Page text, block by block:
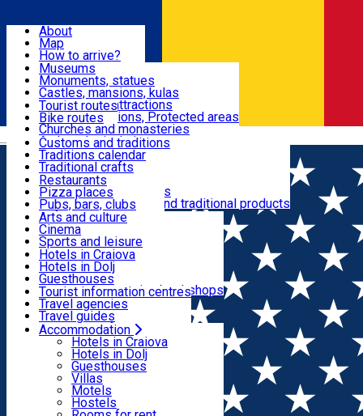
Română
Attractions
Routes
Customs, Traditions
Food & Drinks
Leisure & Fun
Accommodation
Useful
About
Map
How to arrive?
Recommendations
Tourist attractions
News
Museums
Monuments, statues
Castles, mansions, kulas
Architectural attractions
Natural attractions, Protected areas
Churches and monasteries
Archaeological sites
Parks and gardens
Tourist routes
Bike routes
Customs and traditions
Traditions calendar
Traditional crafts
Traditional cuisine
Wineries and vineyards
Local manufacturers and traditional products
Restaurants
Pizza places
Pubs, bars, clubs
Cafes and teahouses
Sweets and ice cream
Fast-food
Arts and culture
Cinema
Sports and leisure
Horse riding
Swimming pools
Zoo
Shopping, souvenirs, bookshops
Hotels in Craiova
Hotels in Dolj
Guesthouses
Villas
Motels
Hostels
Rooms for rent
Chalet, Camping
Tourist information centres
Travel agencies
Travel guides
Airport transfer
Internal transport
Rent a car
Rent a bike
Taxi
Electric car charging
Accommodation
Hotels in Craiova
Hotels in Dolj
Guesthouses
Villas
Motels
Hostels
Home News
News